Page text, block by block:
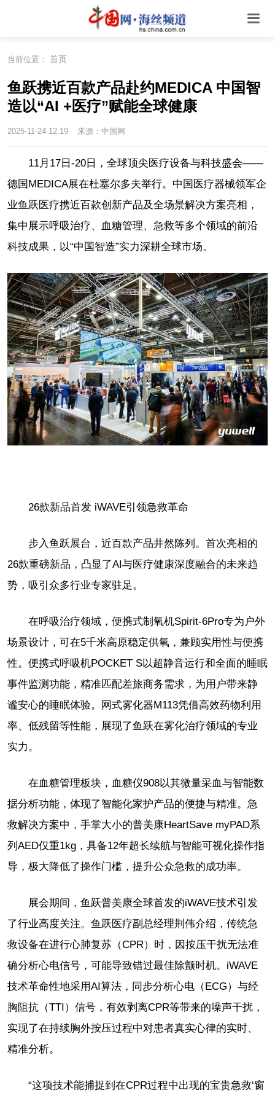
当前位置： 首页
鱼跃携近百款产品赴约MEDICA 中国智
造以“AI +医疗”赋能全球健康
2025-11-24 12:19 来源：中国网
11月17日-20日，全球顶尖医疗设备与科技盛会——
德国MEDICA展在杜塞尔多夫举行。中国医疗器械领军企
业鱼跃医疗携近百款创新产品及全场景解决方案亮相，
集中展示呼吸治疗、血糖管理、急救等多个领域的前沿
科技成果，以“中国智造”实力深耕全球市场。
26款新品首发 iWAVE引领急救革命
步入鱼跃展台，近百款产品井然陈列。首次亮相的
26款重磅新品，凸显了AI与医疗健康深度融合的未来趋
势，吸引众多行业专家驻足。
在呼吸治疗领域，便携式制氧机Spirit-6Pro专为户外
场景设计，可在5千米高原稳定供氧，兼顾实用性与便携
性。便携式呼吸机POCKET S以超静音运行和全面的睡眠
事件监测功能，精准匹配差旅商务需求，为用户带来静
谧安心的睡眠体验。网式雾化器M113凭借高效药物利用
率、低残留等性能，展现了鱼跃在雾化治疗领域的专业
实力。
在血糖管理板块，血糖仪908以其微量采血与智能数
据分析功能，体现了智能化家护产品的便捷与精准。急
救解决方案中，手掌大小的普美康HeartSave myPAD系
列AED仅重1kg，具备12年超长续航与智能可视化操作指
导，极大降低了操作门槛，提升公众急救的成功率。
展会期间，鱼跃普美康全球首发的iWAVE技术引发
了行业高度关注。鱼跃医疗副总经理荆伟介绍，传统急
救设备在进行心肺复苏（CPR）时，因按压干扰无法准
确分析心电信号，可能导致错过最佳除颤时机。iWAVE
技术革命性地采用AI算法，同步分析心电（ECG）与经
胸阻抗（TTI）信号，有效剥离CPR等带来的噪声干扰，
实现了在持续胸外按压过程中对患者真实心律的实时、
精准分析。
“这项技术能捕捉到在CPR过程中出现的宝贵急救‘窗